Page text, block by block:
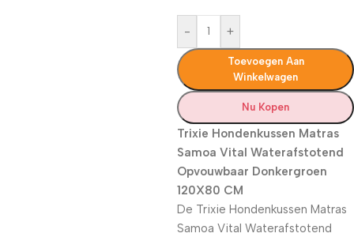
- +
Toevoegen Aan
Winkelwagen
Nu Kopen
Trixie Hondenkussen Matras
Samoa Vital Waterafstotend
Opvouwbaar Donkergroen
120X80 CM
De Trixie Hondenkussen Matras
Samoa Vital Waterafstotend